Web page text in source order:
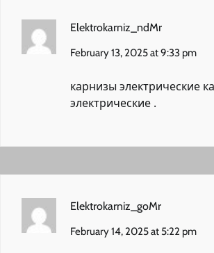
Elektrokarniz_ndMr
February 13, 2025 at 9:33 pm
карнизы электрические
электрические .
Elektrokarniz_goMr
February 14, 2025 at 5:22 pm